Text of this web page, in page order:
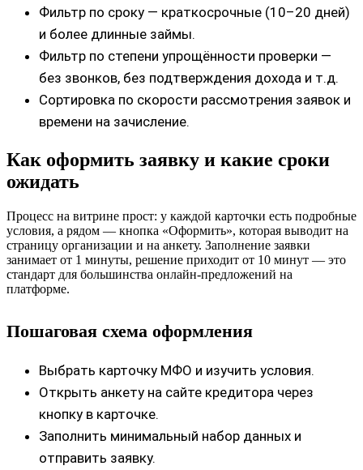
Фильтр по сроку — краткосрочные (10–20 дней)
и более длинные займы.
Фильтр по степени упрощённости проверки —
без звонков, без подтверждения дохода и т.д.
Сортировка по скорости рассмотрения заявок и
времени на зачисление.
Как оформить заявку и какие сроки
ожидать
Процесс на витрине прост: у каждой карточки есть подробные
условия, а рядом — кнопка «Оформить», которая выводит на
страницу организации и на анкету. Заполнение заявки
занимает от 1 минуты, решение приходит от 10 минут — это
стандарт для большинства онлайн‑предложений на
платформе.
Пошаговая схема оформления
Выбрать карточку МФО и изучить условия.
Открыть анкету на сайте кредитора через
кнопку в карточке.
Заполнить минимальный набор данных и
отправить заявку.